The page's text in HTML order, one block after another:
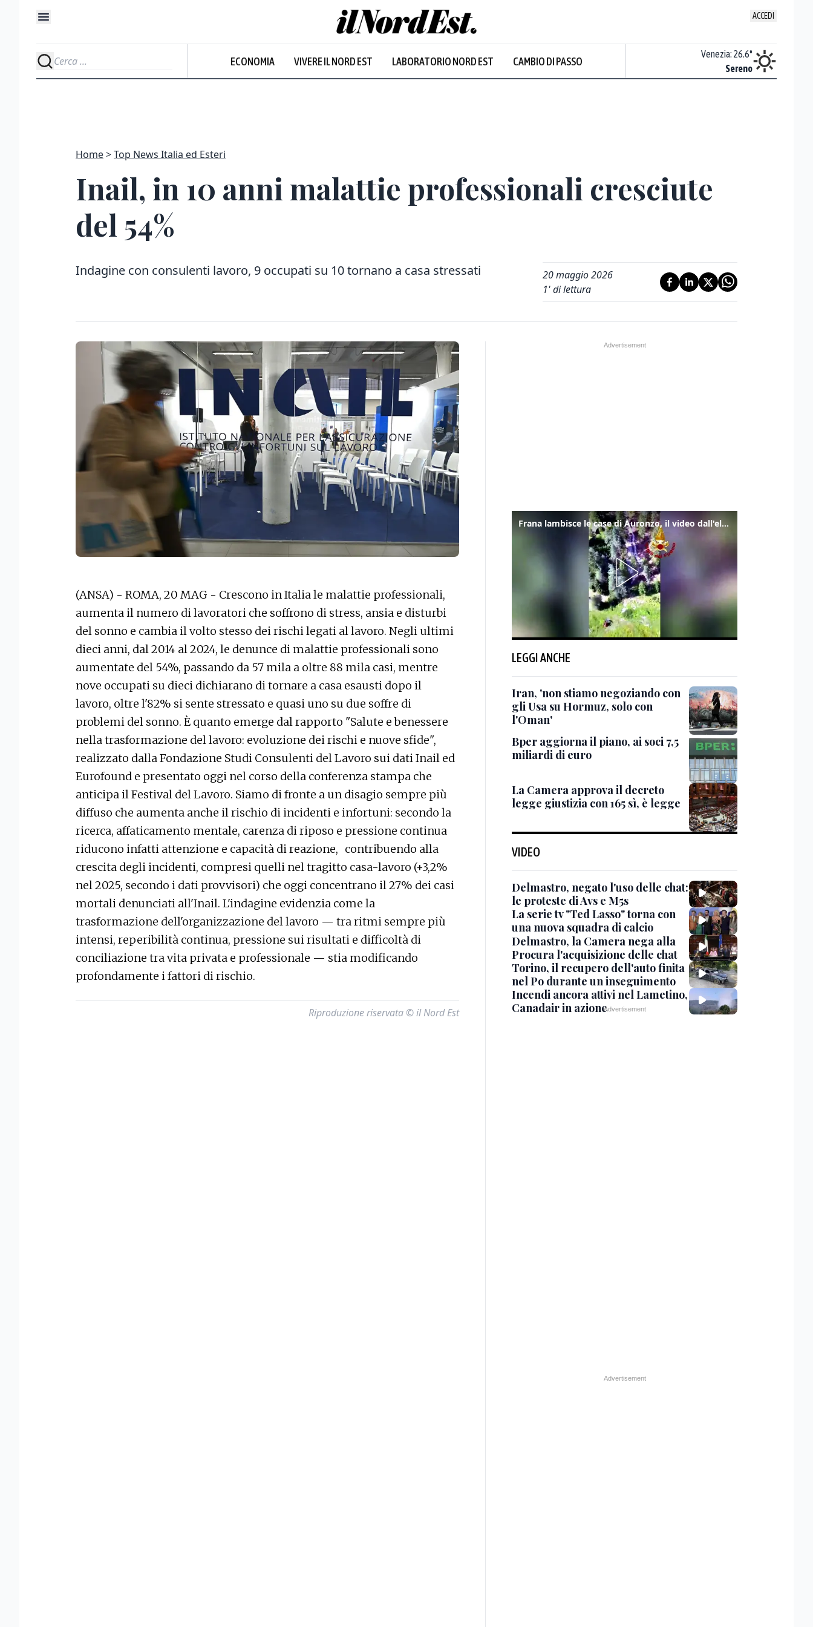
ACCEDI
ECONOMIA VIVERE IL NORD EST LABORATORIO NORD EST CAMBIO DI PASSO
Sereno
Venezia: 26.6°
Sereno
Home Top News Italia ed Esteri
Inail, in 10 anni malattie professionali cresciute
del 54%
Indagine con consulenti lavoro, 9 occupati su 10 tornano a casa stressati
20 maggio 2026
1' di lettura
(ANSA) - ROMA, 20 MAG - Crescono in Italia le malattie professionali,
aumenta il numero di lavoratori che soffrono di stress, ansia e disturbi
del sonno e cambia il volto stesso dei rischi legati al lavoro. Negli ultimi
dieci anni, dal 2014 al 2024, le denunce di malattie professionali sono
aumentate del 54%, passando da 57 mila a oltre 88 mila casi, mentre
nove occupati su dieci dichiarano di tornare a casa esausti dopo il
lavoro, oltre l'82% si sente stressato e quasi uno su due soffre di
problemi del sonno. È quanto emerge dal rapporto "Salute e benessere
nella trasformazione del lavoro: evoluzione dei rischi e nuove sfide",
realizzato dalla Fondazione Studi Consulenti del Lavoro sui dati Inail ed
Eurofound e presentato oggi nel corso della conferenza stampa che
anticipa il Festival del Lavoro. Siamo di fronte a un disagio sempre più
diffuso che aumenta anche il rischio di incidenti e infortuni: secondo la
ricerca, affaticamento mentale, carenza di riposo e pressione continua
riducono infatti attenzione e capacità di reazione, contribuendo alla
crescita degli incidenti, compresi quelli nel tragitto casa-lavoro (+3,2%
nel 2025, secondo i dati provvisori) che oggi concentrano il 27% dei casi
mortali denunciati all'Inail. L'indagine evidenzia come la
trasformazione dell'organizzazione del lavoro — tra ritmi sempre più
intensi, reperibilità continua, pressione sui risultati e difficoltà di
conciliazione tra vita privata e professionale — stia modificando
profondamente i fattori di rischio.
Riproduzione riservata © il Nord Est
Frana lambisce le case di Auronzo, il video dall'elicottero dei vigili del fuoco
LEGGI ANCHE
Iran, 'non stiamo negoziando con
gli Usa su Hormuz, solo con
l'Oman'
Bper aggiorna il piano, ai soci 7,5
miliardi di euro
La Camera approva il decreto
legge giustizia con 165 sì, è legge
VIDEO
Delmastro, negato l'uso delle chat:
le proteste di Avs e M5s
La serie tv "Ted Lasso" torna con
una nuova squadra di calcio
Delmastro, la Camera nega alla
Procura l'acquisizione delle chat
Torino, il recupero dell'auto finita
nel Po durante un inseguimento
Incendi ancora attivi nel Lametino,
Canadair in azione